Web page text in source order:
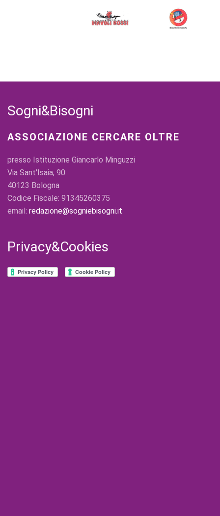
Sogni&Bisogni
ASSOCIAZIONE CERCARE OLTRE
presso Istituzione Giancarlo Minguzzi
Via Sant'Isaia, 90
40123 Bologna
Codice Fiscale: 91345260375
email: redazione@sogniebisogni.it
Privacy&Cookies